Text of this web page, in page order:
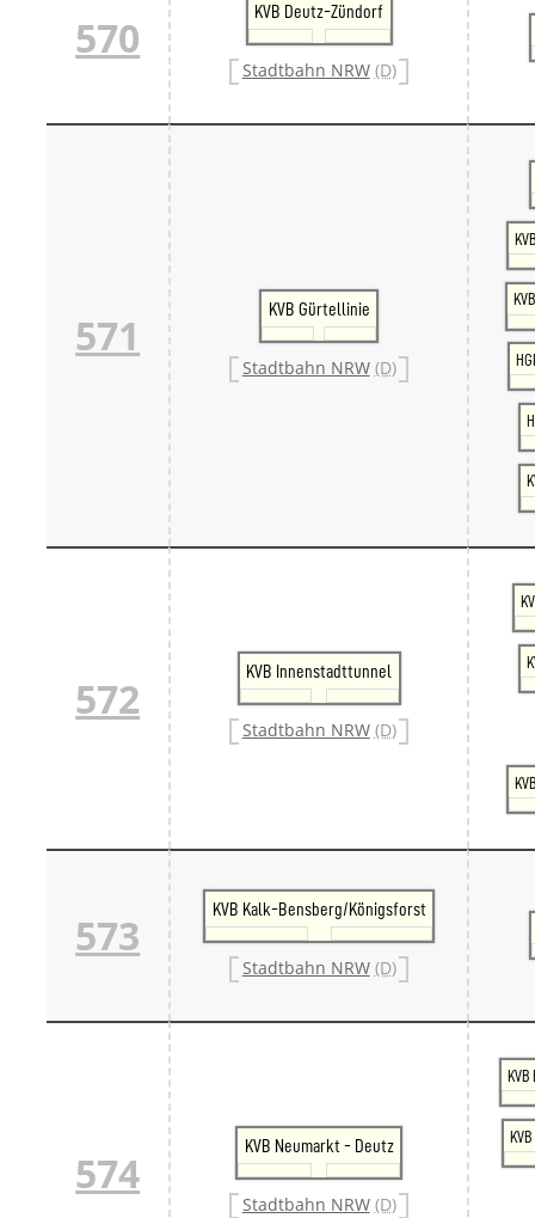
570
KVB Deutz-Zündorf
Stadtbahn NRW (D)
571
KVB Gürtellinie
Stadtbahn NRW (D)
572
KVB Innenstadttunnel
Stadtbahn NRW (D)
573
KVB Kalk-Bensberg/Königsforst
Stadtbahn NRW (D)
574
KVB Neumarkt - Deutz
Stadtbahn NRW (D)